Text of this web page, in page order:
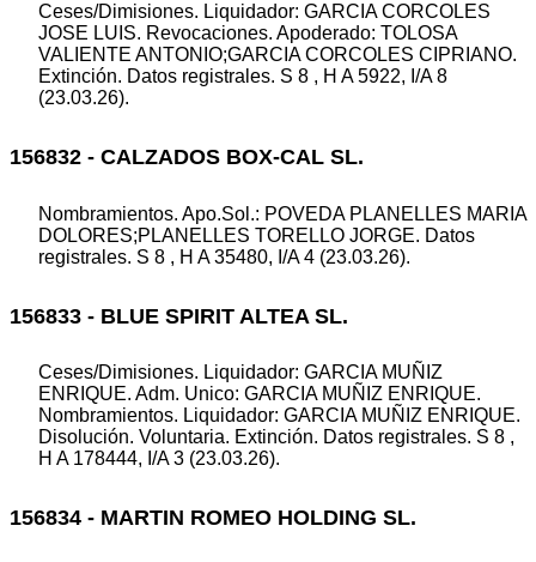
Ceses/Dimisiones. Liquidador: GARCIA CORCOLES
JOSE LUIS. Revocaciones. Apoderado: TOLOSA
VALIENTE ANTONIO;GARCIA CORCOLES CIPRIANO.
Extinción. Datos registrales. S 8 , H A 5922, I/A 8
(23.03.26).
156832 - CALZADOS BOX-CAL SL.
Nombramientos. Apo.Sol.: POVEDA PLANELLES MARIA
DOLORES;PLANELLES TORELLO JORGE. Datos
registrales. S 8 , H A 35480, I/A 4 (23.03.26).
156833 - BLUE SPIRIT ALTEA SL.
Ceses/Dimisiones. Liquidador: GARCIA MUÑIZ
ENRIQUE. Adm. Unico: GARCIA MUÑIZ ENRIQUE.
Nombramientos. Liquidador: GARCIA MUÑIZ ENRIQUE.
Disolución. Voluntaria. Extinción. Datos registrales. S 8 ,
H A 178444, I/A 3 (23.03.26).
156834 - MARTIN ROMEO HOLDING SL.